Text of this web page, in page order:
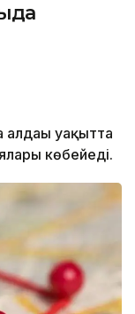
уақытта
көбейеді.